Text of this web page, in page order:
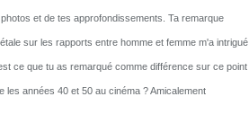
et de tes approfondissements. Ta remarque
sur les rapports entre homme et femme m'a intrigué.
ce que tu as remarqué comme différence sur ce point
les années 40 et 50 au cinéma ? Amicalement